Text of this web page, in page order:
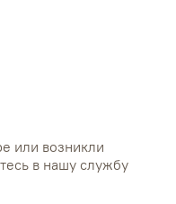
или возникли
в нашу службу